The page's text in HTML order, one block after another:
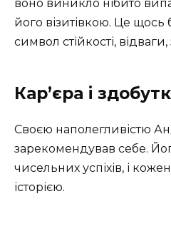
воно виникло нібито
його візитівкою. Це щось
символ стійкості,
Кар’єра і
Своєю наполегливістю
зарекомендував себе.
чисельних успіхів, і
історією.